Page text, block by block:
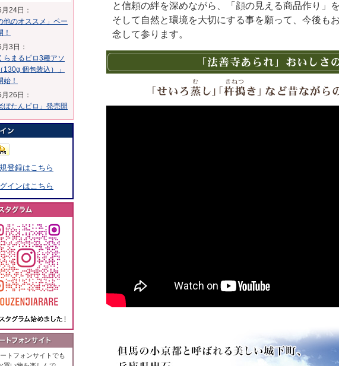
24日：
他のオススメ」ペー
！
3日：
らまるピロ3種アソ
130g 個包装込）」
始！
26日：
ぼたんピロ」発売開
月30日：
月11日：
」発売開始！
月15日：
発売開始！
月28日：
のあられ」発売開
月7日：
あられ」発売開始！
月18日：
割れ醤油味」発売開
月5日：
風景あられ」発売開
月16日：
めしつぶ煎」発売開
登録はこちら
インはこちら
トフォンサイトでも
と信頼の絆を深めながら、「顔の見える商品作り」
そして自然と環境を大切にする事を願って、今後も
念して参ります。